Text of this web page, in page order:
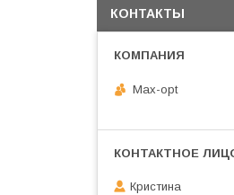
КОНТАКТЫ
Max-opt
Кристина